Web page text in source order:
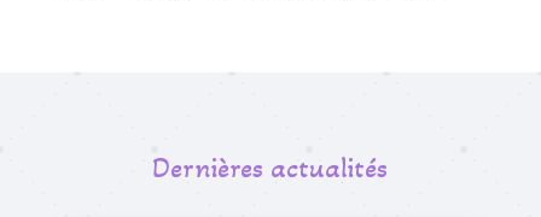
Dernières actualités